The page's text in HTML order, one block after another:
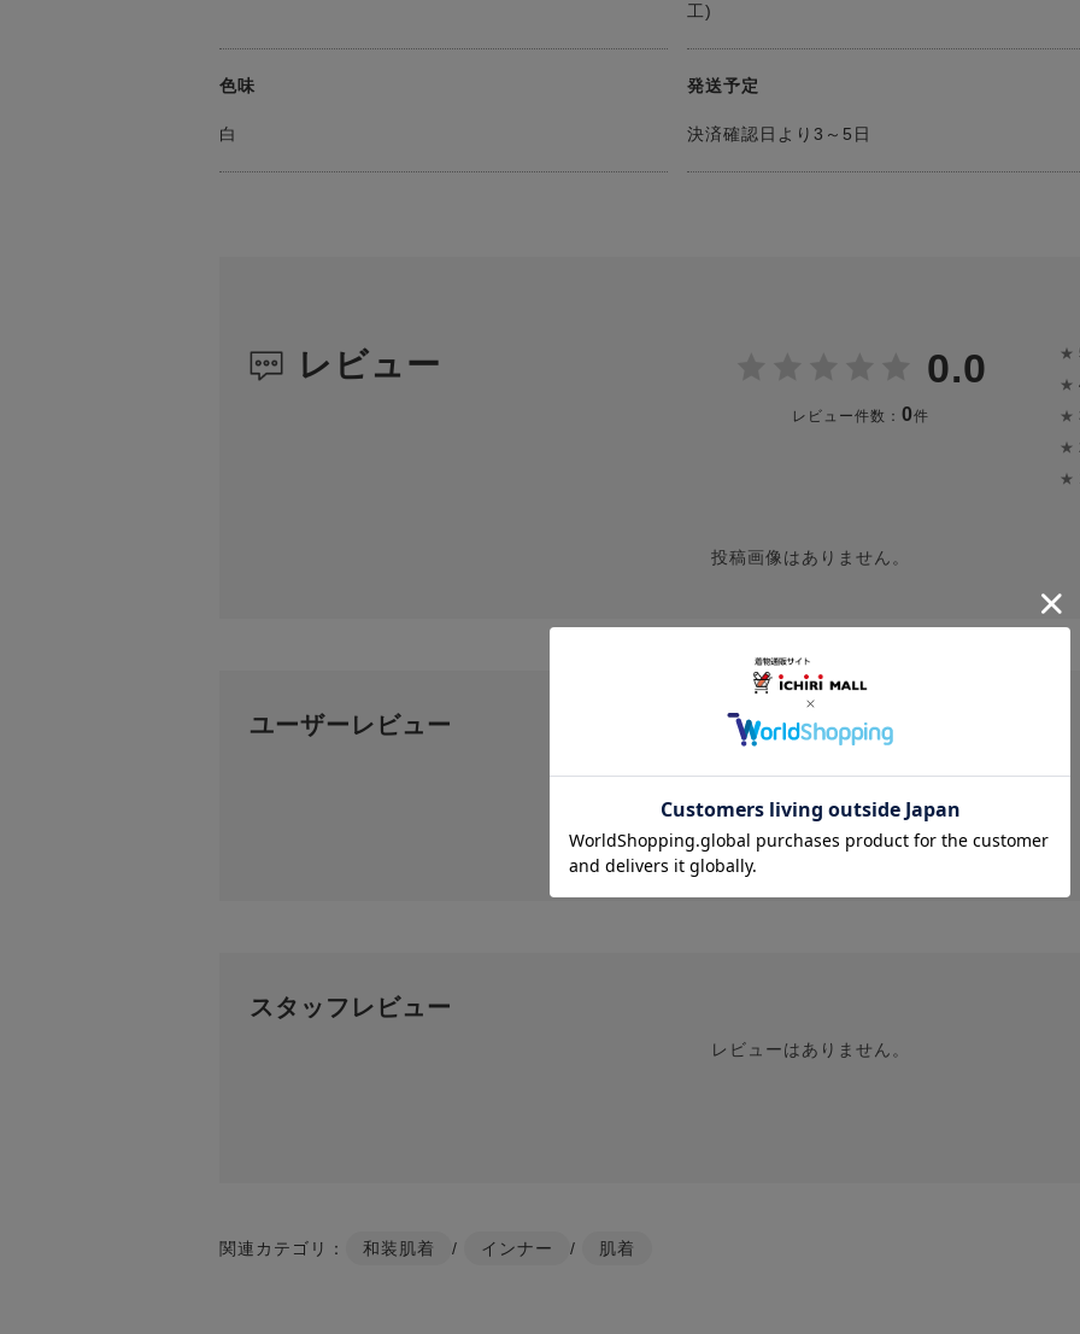
工)
色味
白
発送予定
決済確認日より3～5日
レビュー 0.0
レビュー件数： 0件
★
★
★
★
★
投稿画像はありません。
ユーザーレビュー
スタッフレビュー
レビューはありません。
関連カテゴリ： 和装肌着 / インナー / 肌着